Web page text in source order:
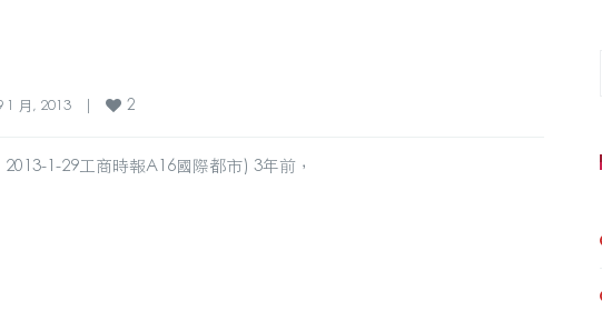
1 月, 2013 2
1-29工商時報A16國際都市) 3年前，